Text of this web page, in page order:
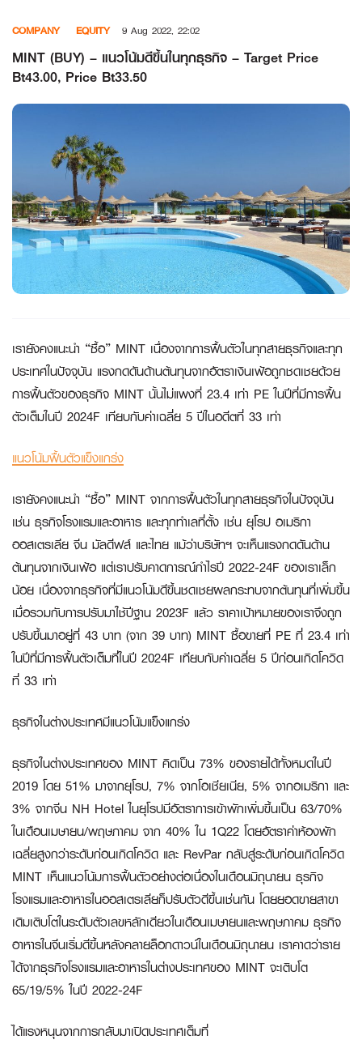
content
COMPANY EQUITY 9 Aug 2022, 22:02
MINT (BUY) – แนวโน้มดีขึ้นในทุกธุรกิจ – Target Price
Bt43.00, Price Bt33.50
เรายังคงแนะนำ “ซื้อ” MINT เนื่องจากการฟื้นตัวในทุกสายธุรกิจและทุก
ประเทศในปัจจุบัน แรงกดดันด้านต้นทุนจากอัตราเงินเฟ้อถูกชดเชยด้วย
การฟื้นตัวของธุรกิจ MINT นั้นไม่แพงที่ 23.4 เท่า PE ในปีที่มีการฟื้น
ตัวเต็มในปี 2024F เทียบกับค่าเฉลี่ย 5 ปีในอดีตที่ 33 เท่า
แนวโน้มฟื้นตัวแข็งแกร่ง
เรายังคงแนะนำ “ซื้อ” MINT จากการฟื้นตัวในทุกสายธุรกิจในปัจจุบัน
เช่น ธุรกิจโรงแรมและอาหาร และทุกทำเลที่ตั้ง เช่น ยุโรป อเมริกา
ออสเตรเลีย จีน มัลดีฟส์ และไทย แม้ว่าบริษัทฯ จะเห็นแรงกดดันด้าน
ต้นทุนจากเงินเฟ้อ แต่เราปรับคาดการณ์กำไรปี 2022-24F ของเราเล็ก
น้อย เนื่องจากธุรกิจที่มีแนวโน้มดีขึ้นชดเชยผลกระทบจากต้นทุนที่เพิ่มขึ้น
เมื่อรวมกับการปรับมาใช้ปีฐาน 2023F แล้ว ราคาเป้าหมายของเราจึงถูก
ปรับขึ้นมาอยู่ที่ 43 บาท (จาก 39 บาท) MINT ซื้อขายที่ PE ที่ 23.4 เท่า
ในปีที่มีการฟื้นตัวเต็มที่ในปี 2024F เทียบกับค่าเฉลี่ย 5 ปีก่อนเกิดโควิด
ที่ 33 เท่า
ธุรกิจในต่างประเทศมีแนวโน้มแข็งแกร่ง
ธุรกิจในต่างประเทศของ MINT คิดเป็น 73% ของรายได้ทั้งหมดในปี
2019 โดย 51% มาจากยุโรป, 7% จากโอเชียเนีย, 5% จากอเมริกา และ
3% จากจีน NH Hotel ในยุโรปมีอัตราการเข้าพักเพิ่มขึ้นเป็น 63/70%
ในเดือนเมษายน/พฤษภาคม จาก 40% ใน 1Q22 โดยอัตราค่าห้องพัก
เฉลี่ยสูงกว่าระดับก่อนเกิดโควิด และ RevPar กลับสู่ระดับก่อนเกิดโควิด
MINT เห็นแนวโน้มการฟื้นตัวอย่างต่อเนื่องในเดือนมิถุนายน ธุรกิจ
โรงแรมและอาหารในออสเตรเลียก็ปรับตัวดีขึ้นเช่นกัน โดยยอดขายสาขา
เดิมเติบโตในระดับตัวเลขหลักเดียวในเดือนเมษายนและพฤษภาคม ธุรกิจ
อาหารในจีนเริ่มดีขึ้นหลังคลายล็อกดาวน์ในเดือนมิถุนายน เราคาดว่าราย
ได้จากธุรกิจโรงแรมและอาหารในต่างประเทศของ MINT จะเติบโต
65/19/5% ในปี 2022-24F
ได้แรงหนุนจากการกลับมาเปิดประเทศเต็มที่